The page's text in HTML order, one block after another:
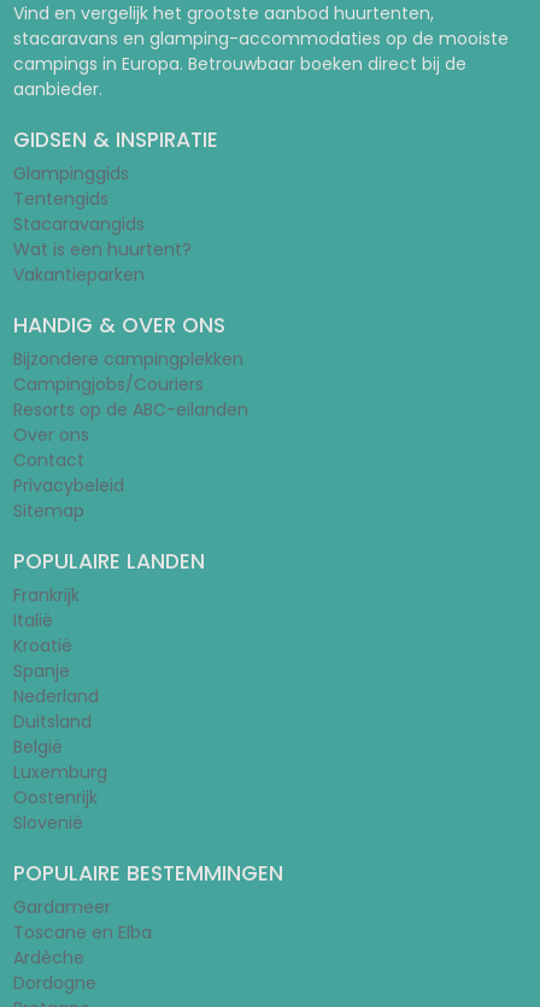
Vind en vergelijk het grootste aanbod huurtenten,
stacaravans en glamping-accommodaties op de mooiste
campings in Europa. Betrouwbaar boeken direct bij de
aanbieder.
GIDSEN & INSPIRATIE
Glampinggids
Tentengids
Stacaravangids
Wat is een huurtent?
Vakantieparken
HANDIG & OVER ONS
Bijzondere campingplekken
Campingjobs/Couriers
Resorts op de ABC-eilanden
Over ons
Contact
Privacybeleid
Sitemap
POPULAIRE LANDEN
Frankrijk
Italië
Kroatië
Spanje
Nederland
Duitsland
België
Luxemburg
Oostenrijk
Slovenië
POPULAIRE BESTEMMINGEN
Gardameer
Toscane en Elba
Ardèche
Dordogne